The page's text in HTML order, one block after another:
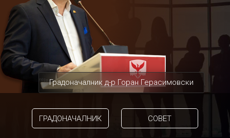
Градоначалник д-р Горан Герасимовски
ГРАДОНАЧАЛНИК СОВЕТ